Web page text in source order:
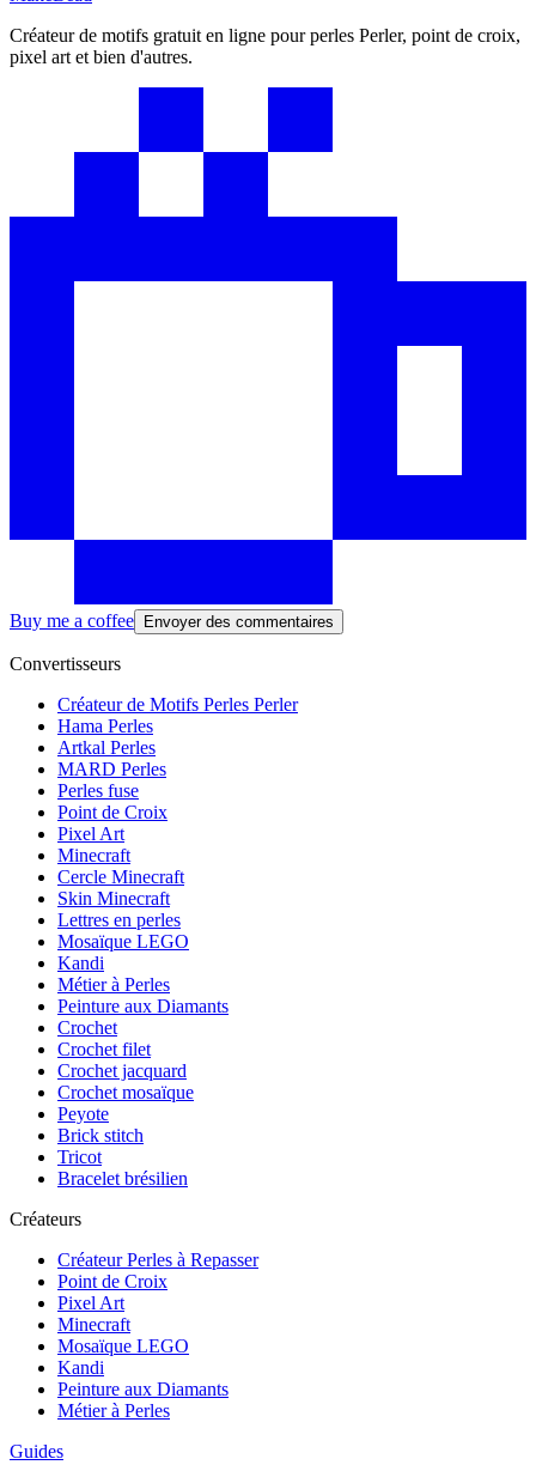
Créateur de motifs gratuit en ligne pour perles Perler, point de croix,
pixel art et bien d'autres.
Buy me a coffee Envoyer des commentaires
Convertisseurs
Créateur de Motifs Perles Perler
Hama Perles
Artkal Perles
MARD Perles
Perles fuse
Point de Croix
Pixel Art
Minecraft
Cercle Minecraft
Skin Minecraft
Lettres en perles
Mosaïque LEGO
Kandi
Métier à Perles
Peinture aux Diamants
Crochet
Crochet filet
Crochet jacquard
Crochet mosaïque
Peyote
Brick stitch
Tricot
Bracelet brésilien
Créateurs
Créateur Perles à Repasser
Point de Croix
Pixel Art
Minecraft
Mosaïque LEGO
Kandi
Peinture aux Diamants
Métier à Perles
Guides